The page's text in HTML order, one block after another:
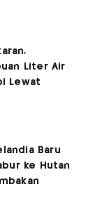
Liter Air
Lewat
Baru
ke Hutan